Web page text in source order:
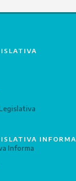
INFORMA
Informa